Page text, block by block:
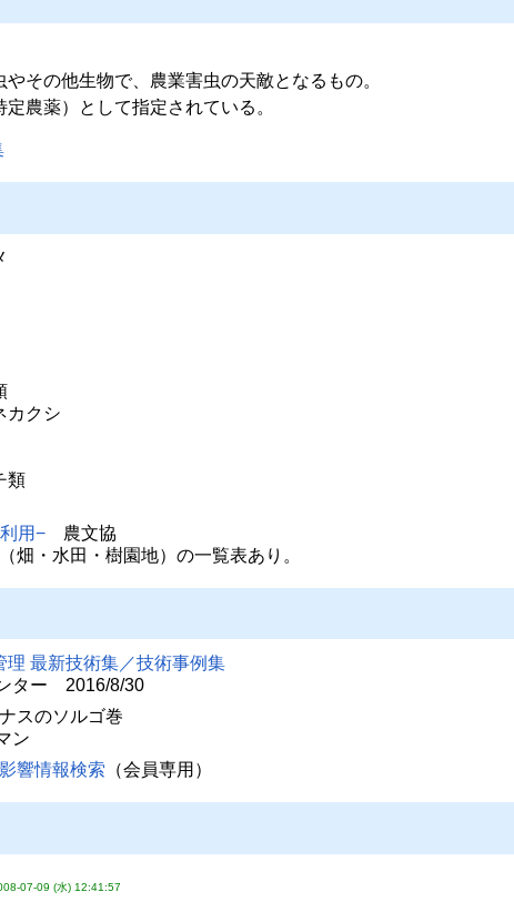
その他生物で、農業害虫の天敵となるもの。
農薬）として指定されている。
カクシ
類
用−農文協
畑・水田・樹園地）の一覧表あり。
最新技術集／技術事例集
ター 2016/8/30
スのソルゴ巻
ン
響情報検索 （会員専用）
07-09 (水) 12:41:57